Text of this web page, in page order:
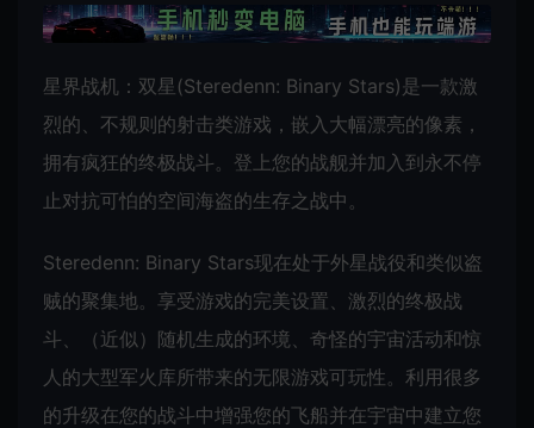
星界战机：双星(Steredenn: Binary Stars)是一款激
烈的、不规则的射击类游戏，嵌入大幅漂亮的像素，
拥有疯狂的终极战斗。登上您的战舰并加入到永不停
止对抗可怕的空间海盗的生存之战中。
Steredenn: Binary Stars现在处于外星战役和类似盗
贼的聚集地。享受游戏的完美设置、激烈的终极战
斗、（近似）随机生成的环境、奇怪的宇宙活动和惊
人的大型军火库所带来的无限游戏可玩性。利用很多
的升级在您的战斗中增强您的飞船并在宇宙中建立您